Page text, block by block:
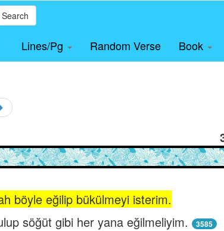
Search
Lines/Pg Random Verse Book
böyle eğilip bükülmeyi isterim.
söğüt gibi her yana eğilmeliyim.
3585